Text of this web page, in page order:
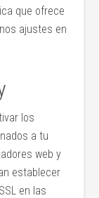
que ofrece
ajustes en
los
a tu
web y
establecer
en las